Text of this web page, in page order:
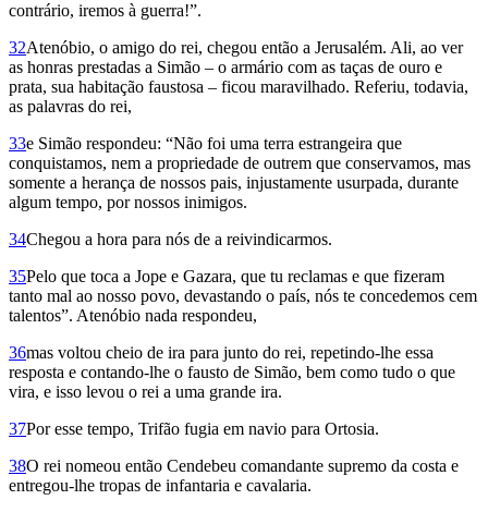
contrário, iremos à guerra!”.
32Atenóbio, o amigo do rei, chegou então a Jerusalém. Ali, ao ver
as honras prestadas a Simão – o armário com as taças de ouro e
prata, sua habitação faustosa – ficou maravilhado. Referiu, todavia,
as palavras do rei,
33e Simão respondeu: “Não foi uma terra estrangeira que
conquistamos, nem a propriedade de outrem que conservamos, mas
somente a herança de nossos pais, injustamente usurpada, durante
algum tempo, por nossos inimigos.
34Chegou a hora para nós de a reivindicarmos.
35Pelo que toca a Jope e Gazara, que tu reclamas e que fizeram
tanto mal ao nosso povo, devastando o país, nós te concedemos cem
talentos”. Atenóbio nada respondeu,
36mas voltou cheio de ira para junto do rei, repetindo-lhe essa
resposta e contando-lhe o fausto de Simão, bem como tudo o que
vira, e isso levou o rei a uma grande ira.
37Por esse tempo, Trifão fugia em navio para Orto­sia.
38O rei nomeou então Cendebeu comandante supremo da costa e
entregou-lhe tropas de infantaria e cavalaria.